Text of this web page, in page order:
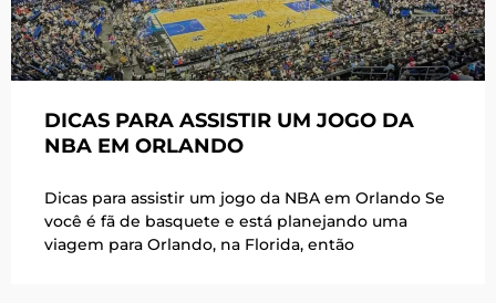
DICAS PARA ASSISTIR UM JOGO DA
NBA EM ORLANDO
Dicas para assistir um jogo da NBA em Orlando Se
você é fã de basquete e está planejando uma
viagem para Orlando, na Florida, então